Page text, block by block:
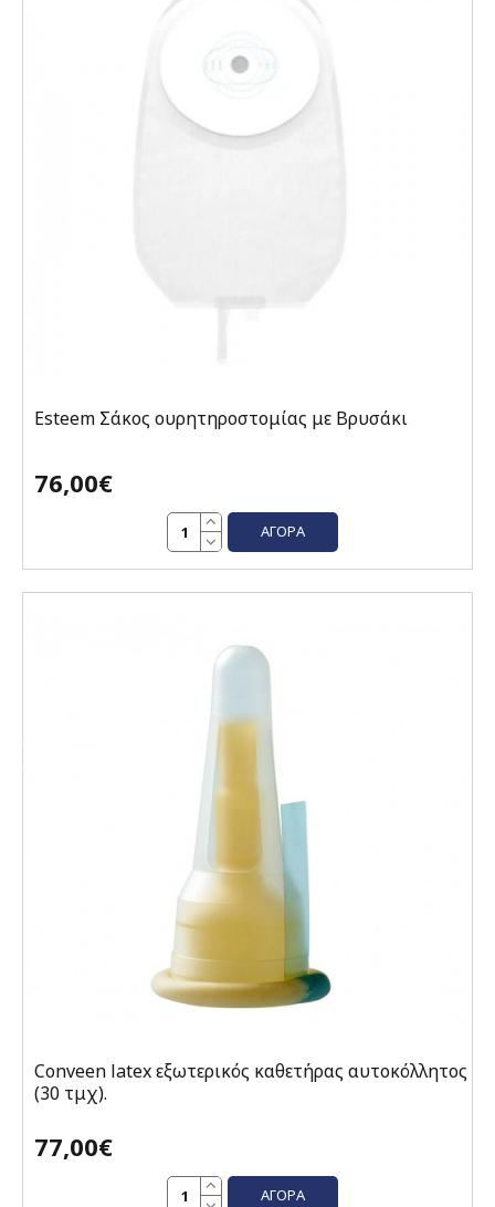
Esteem Σάκος ουρητηροστομίας με Βρυσάκι
76,00€
ΑΓΟΡΆ
Conveen latex εξωτερικός καθετήρας αυτοκόλλητος
(30 τμχ).
77,00€
ΑΓΟΡΆ